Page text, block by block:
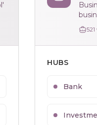
521
HUBS
Bank